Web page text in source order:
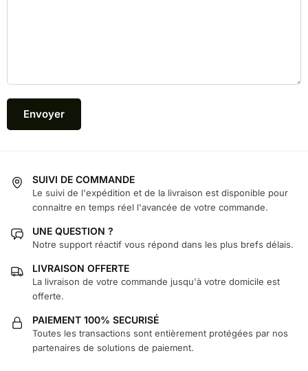
SUIVI DE COMMANDE
Le suivi de l'expédition et de la livraison est disponible pour
connaitre en temps réel l'avancée de votre commande.
UNE QUESTION ?
Notre support réactif vous répond dans les plus brefs délais.
LIVRAISON OFFERTE
La livraison de votre commande jusqu'à votre domicile est
offerte.
PAIEMENT 100% SECURISÉ
Toutes les transactions sont entièrement protégées par nos
partenaires de solutions de paiement.